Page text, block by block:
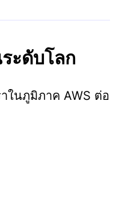
ะดับโลก
ในภูมิภาค AWS ต่อ